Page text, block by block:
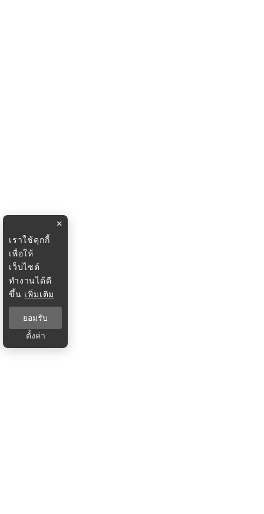
×
เราใช้คุกกี้
เพื่อให้
เว็บไซต์
ทำงานได้ดี
ขึ้น เพิ่มเติม
ยอมรับ
ตั้งค่า